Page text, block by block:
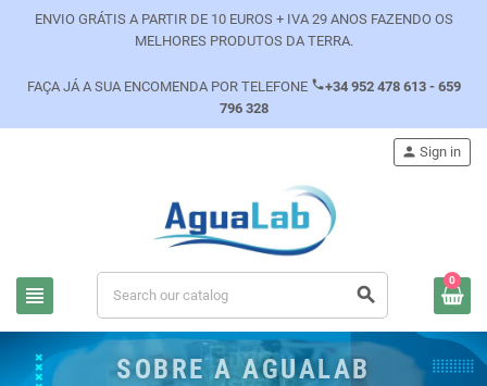
ENVIO GRÁTIS A PARTIR DE 10 EUROS + IVA 29 ANOS FAZENDO OS
MELHORES PRODUTOS DA TERRA.
FAÇA JÁ A SUA ENCOMENDA POR TELEFONE phone+34 952 478 613 - 659
796 328
view_headline search
person Sign in
0